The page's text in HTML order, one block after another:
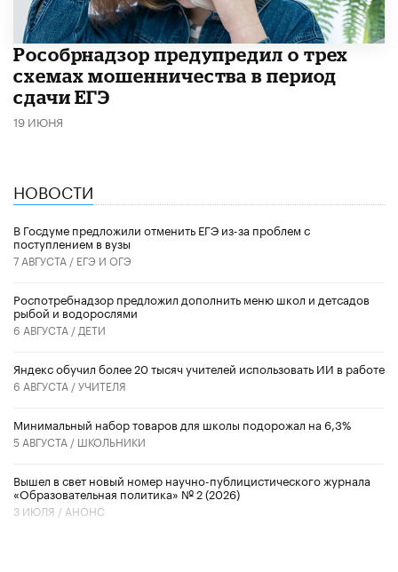
Рособрнадзор предупредил о трех
схемах мошенничества в период
сдачи ЕГЭ
19 ИЮНЯ
НОВОСТИ
В Госдуме предложили отменить ЕГЭ из-за проблем с
поступлением в вузы
7 АВГУСТА / ЕГЭ И ОГЭ
Роспотребнадзор предложил дополнить меню школ и детсадов
рыбой и водорослями
6 АВГУСТА / ДЕТИ
​Яндекс обучил более 20 тысяч учителей использовать ИИ в работе
6 АВГУСТА /УЧИТЕЛЯ
Минимальный набор товаров для школы подорожал на 6,3%
5 АВГУСТА / ШКОЛЬНИКИ
Вышел в свет новый номер научно-публицистического журнала
«Образовательная политика» № 2 (2026)
3 ИЮЛЯ / АНОНС